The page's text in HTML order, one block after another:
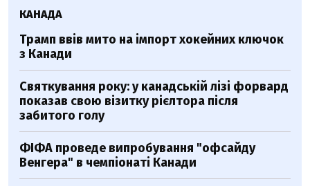
КАНАДА
Трамп ввів мито на імпорт хокейних ключок
з Канади
Святкування року: у канадській лізі форвард
показав свою візитку рієлтора після
забитого голу
ФІФА проведе випробування "офсайду
Венгера" в чемпіонаті Канади